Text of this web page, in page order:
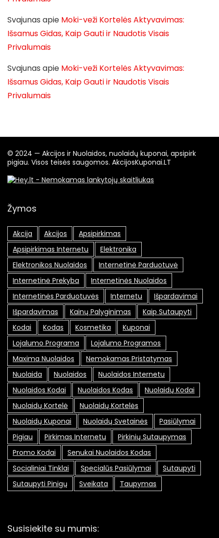
Svajunas apie Moki-veži Kortelės Aktyvavimas:
Išsamus Gidas, Kaip Gauti ir Naudotis Visais
Privalumais
Svajunas apie Moki-veži Kortelės Aktyvavimas:
Išsamus Gidas, Kaip Gauti ir Naudotis Visais
Privalumais
© 2024 — Akcijos ir Nuolaidos, nuolaidų kuponai, apsipirk
pigiau. Visos teisės saugomos. AkcijosKuponai.LT
Žymos
Akcija Akcijos
Apsipirkimas
Apsipirkimas Internetu
Elektronika
Elektronikos Nuolaidos
Internetinė Parduotuvė
Internetinė Prekyba
Internetinės Nuolaidos
Internetinės Parduotuvės
Internetu
Išpardavimai
Išpardavimas
Kainų Palyginimas
Kaip Sutaupyti
Kodai
Kodas Kosmetika
Kuponai
Lojalumo Programa
Lojalumo Programos
Maxima Nuolaidos
Nemokamas Pristatymas
Nuolaida
Nuolaidos
Nuolaidos Internetu
Nuolaidos Kodai
Nuolaidos Kodas
Nuolaidų Kodai
Nuolaidų Kortelė
Nuolaidų Kortelės
Nuolaidų Kuponai
Nuolaidų Svetainės
Pasiūlymai
Pigiau
Pirkimas Internetu
Pirkinių Sutaupymas
Promo Kodai
Senukai Nuolaidos Kodas
Socialiniai Tinklai
Specialūs Pasiūlymai
Sutaupyti
Sutaupyti Pinigų
Sveikata Taupymas
Susisiekite su mumis: